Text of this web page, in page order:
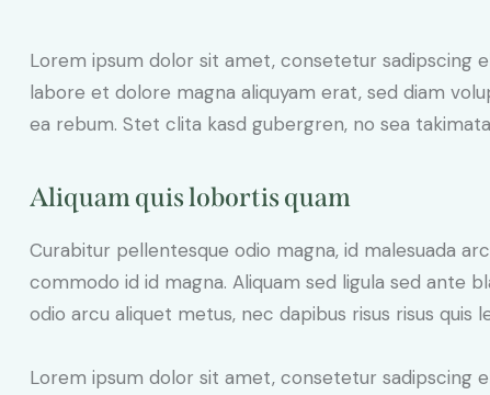
Lorem ipsum dolor sit amet, consetetur sadipscing
labore et dolore magna aliquyam erat, sed diam
ea rebum. Stet clita kasd gubergren, no sea
Aliquam quis lobortis quam
Curabitur pellentesque odio magna, id malesuada
commodo id id magna. Aliquam sed ligula sed ante
odio arcu aliquet metus, nec dapibus risus risus quis
Lorem ipsum dolor sit amet, consetetur sadipscing